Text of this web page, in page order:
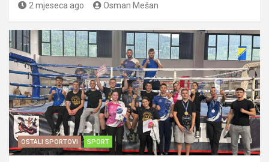
2 mjeseca ago Osman Mešan
OSTALI SPORTOVI SPORT